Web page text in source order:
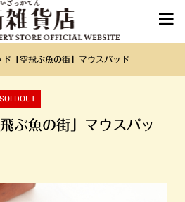

ド「空飛ぶ魚の街」マウスパッド
SOLDOUT
ぶ魚の街」マウスパッ